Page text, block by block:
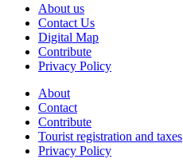
About us
Contact Us
Digital Map
Contribute
Privacy Policy
About
Contact
Contribute
Tourist registration and taxes
Privacy Policy